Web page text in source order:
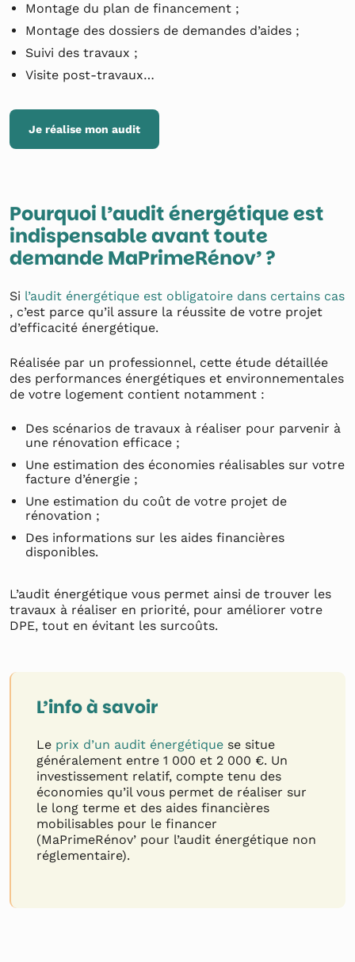
Montage du plan de financement ;
Montage des dossiers de demandes d’aides ;
Suivi des travaux ;
Visite post-travaux…
Je réalise mon audit
Pourquoi l’audit énergétique est
indispensable avant toute
demande MaPrimeRénov’ ?
Si l’audit énergétique est obligatoire dans certains cas
, c’est parce qu’il assure la réussite de votre projet
d’efficacité énergétique.
Réalisée par un professionnel, cette étude détaillée
des performances énergétiques et environnementales
de votre logement contient notamment :
Des scénarios de travaux à réaliser pour parvenir à
une rénovation efficace ;
Une estimation des économies réalisables sur votre
facture d’énergie ;
Une estimation du coût de votre projet de
rénovation ;
Des informations sur les aides financières
disponibles.
L’audit énergétique vous permet ainsi de trouver les
travaux à réaliser en priorité, pour améliorer votre
DPE, tout en évitant les surcoûts.
L’info à savoir
Le prix d’un audit énergétique se situe
généralement entre 1 000 et 2 000 €. Un
investissement relatif, compte tenu des
économies qu’il vous permet de réaliser sur
le long terme et des aides financières
mobilisables pour le financer
(MaPrimeRénov’ pour l’audit énergétique non
réglementaire).